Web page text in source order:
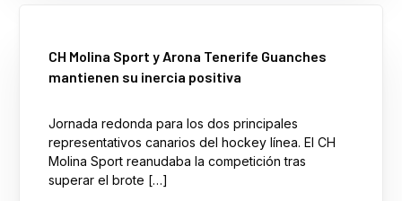
CH Molina Sport y Arona Tenerife Guanches
mantienen su inercia positiva
Jornada redonda para los dos principales
representativos canarios del hockey línea. El CH
Molina Sport reanudaba la competición tras
superar el brote […]